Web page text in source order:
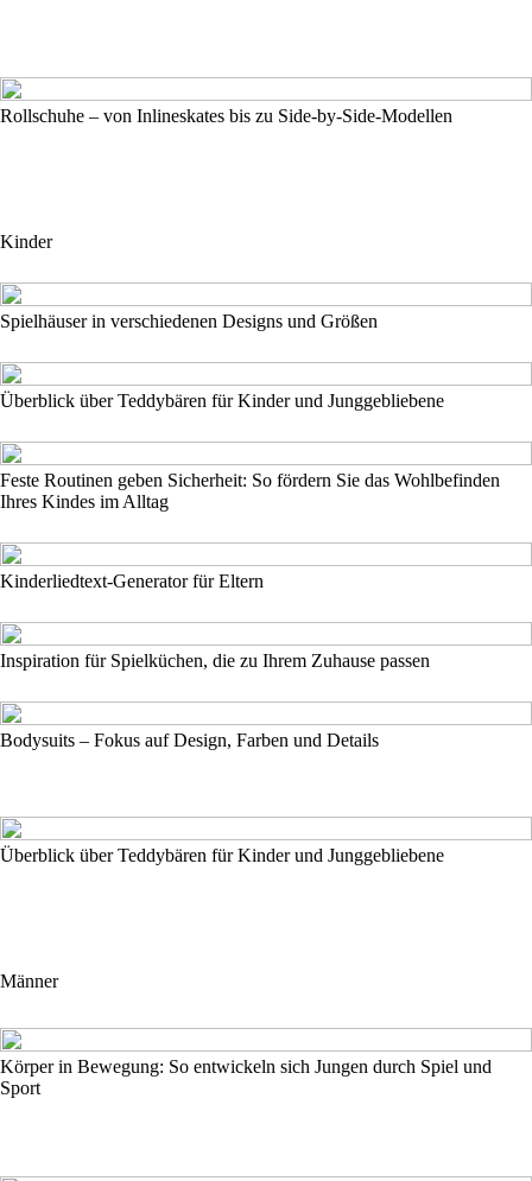
Rollschuhe – von Inlineskates bis zu Side-by-Side-Modellen
Kinder
Spielhäuser in verschiedenen Designs und Größen
Überblick über Teddybären für Kinder und Junggebliebene
Feste Routinen geben Sicherheit: So fördern Sie das Wohlbefinden
Ihres Kindes im Alltag
Kinderliedtext-Generator für Eltern
Inspiration für Spielküchen, die zu Ihrem Zuhause passen
Bodysuits – Fokus auf Design, Farben und Details
Überblick über Teddybären für Kinder und Junggebliebene
Männer
Körper in Bewegung: So entwickeln sich Jungen durch Spiel und
Sport